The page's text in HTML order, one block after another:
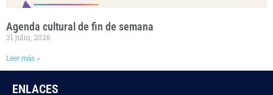
Agenda cultural de fin de semana
31 julio, 2026
Leer más »
ENLACES